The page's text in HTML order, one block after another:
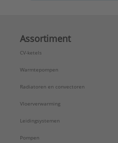
Assortiment
CV-ketels
Warmtepompen
Radiatoren en convectoren
Vloerverwarming
Leidingsystemen
Pompen